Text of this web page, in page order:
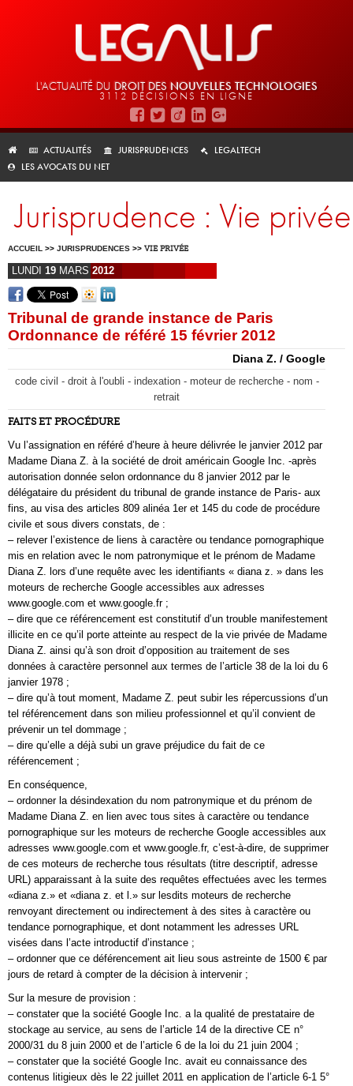
L'ACTUALITÉ DU DROIT DES NOUVELLES TECHNOLOGIES
3112 DÉCISIONS EN LIGNE
ACTUALITÉS JURISPRUDENCES
LEGALTECH
LES AVOCATS DU NET
Jurisprudence : Vie privée
ACCUEIL >> JURISPRUDENCES >> VIE PRIVÉE
LUNDI 19 MARS 2012
Tribunal de grande instance de Paris
Ordonnance de référé 15 février 2012
Diana Z. / Google
code civil - droit à l'oubli - indexation - moteur de recherche - nom -
retrait
FAITS ET PROCÉDURE
Vu l’assignation en référé d’heure à heure délivrée le janvier 2012 par
Madame Diana Z. à la société de droit américain Google Inc. -après
autorisation donnée selon ordonnance du 8 janvier 2012 par le
délégataire du président du tribunal de grande instance de Paris- aux
fins, au visa des articles 809 alinéa 1er et 145 du code de procédure
civile et sous divers constats, de :
– relever l’existence de liens à caractère ou tendance pornographique
mis en relation avec le nom patronymique et le prénom de Madame
Diana Z. lors d’une requête avec les identifiants « diana z. » dans les
moteurs de recherche Google accessibles aux adresses
www.google.com et www.google.fr ;
– dire que ce référencement est constitutif d’un trouble manifestement
illicite en ce qu’il porte atteinte au respect de la vie privée de Madame
Diana Z. ainsi qu’à son droit d’opposition au traitement de ses
données à caractère personnel aux termes de l’article 38 de la loi du 6
janvier 1978 ;
– dire qu’à tout moment, Madame Z. peut subir les répercussions d’un
tel référencement dans son milieu professionnel et qu’il convient de
prévenir un tel dommage ;
– dire qu’elle a déjà subi un grave préjudice du fait de ce
référencement ;
En conséquence,
– ordonner la désindexation du nom patronymique et du prénom de
Madame Diana Z. en lien avec tous sites à caractère ou tendance
pornographique sur les moteurs de recherche Google accessibles aux
adresses www.google.com et www.google.fr, c’est-à-dire, de supprimer
de ces moteurs de recherche tous résultats (titre descriptif, adresse
URL) apparaissant à la suite des requêtes effectuées avec les termes
«diana z.» et «diana z. et l.» sur lesdits moteurs de recherche
renvoyant directement ou indirectement à des sites à caractère ou
tendance pornographique, et dont notamment les adresses URL
visées dans l’acte introductif d’instance ;
– ordonner que ce déférencement ait lieu sous astreinte de 1500 € par
jours de retard à compter de la décision à intervenir ;
Sur la mesure de provision :
– constater que la société Google Inc. a la qualité de prestataire de
stockage au service, au sens de l’article 14 de la directive CE n°
2000/31 du 8 juin 2000 et de l’article 6 de la loi du 21 juin 2004 ;
– constater que la société Google Inc. avait eu connaissance des
contenus litigieux dès le 22 juillet 2011 en application de l’article 6-1 5°